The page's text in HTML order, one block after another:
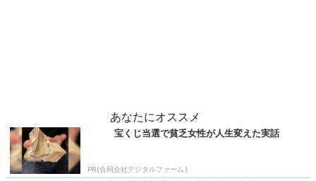
あなたにオススメ
宝くじ当選で貧乏女性が人生変えた実話
PR(合同会社デジタルファーム )